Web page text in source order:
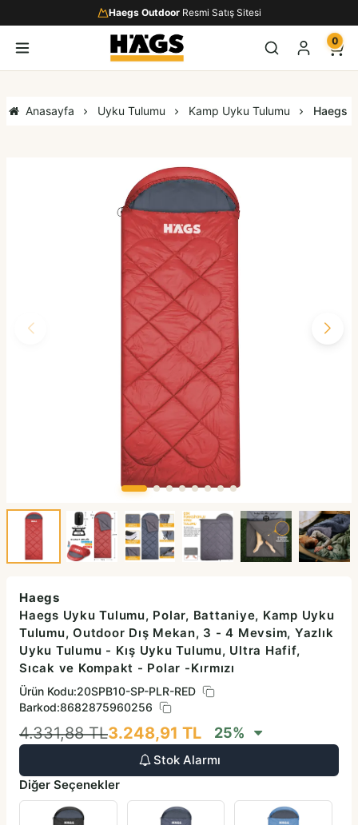
Haegs OutdoorResmi Satış Sitesi
0
Anasayfa Uyku Tulumu Kamp Uyku Tulumu Haegs
Haegs
Haegs Uyku Tulumu, Polar, Battaniye, Kamp Uyku
Tulumu, Outdoor Dış Mekan, 3 - 4 Mevsim, Yazlık
Uyku Tulumu - Kış Uyku Tulumu, Ultra Hafif,
Sıcak ve Kompakt - Polar -Kırmızı
Ürün Kodu:20SPB10-SP-PLR-RED
Barkod:8682875960256
4.331,88 TL3.248,91 TL 25%
Stok Alarmı
Diğer Seçenekler